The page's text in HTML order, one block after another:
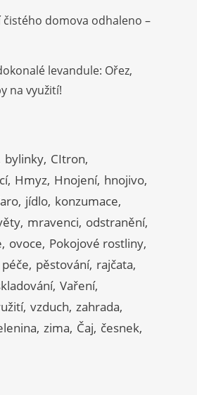
čistého domova odhaleno –
levandule: Ořez,
na využití!
bylinky CItron
Hmyz Hnojení hnojivo
jídlo konzumace
mravenci odstranění
ovoce Pokojové rostliny
péče pěstování rajčata
Vaření
vzduch zahrada
zima Čaj česnek